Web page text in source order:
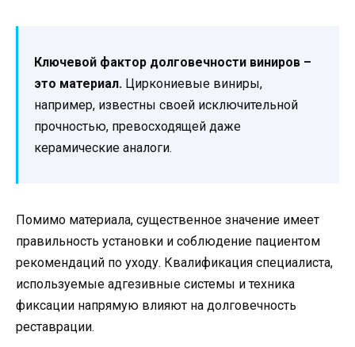
Ключевой фактор долговечности виниров –
это материал. Циркониевые виниры,
например, известны своей исключительной
прочностью, превосходящей даже
керамические аналоги.
Помимо материала, существенное значение имеет
правильность установки и соблюдение пациентом
рекомендаций по уходу. Квалификация специалиста,
используемые адгезивные системы и техника
фиксации напрямую влияют на долговечность
реставрации.